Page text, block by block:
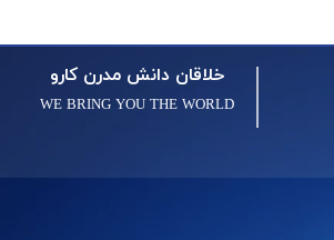
خلاقان دانش مدرن کارو
WE BRING YOU THE WORLD